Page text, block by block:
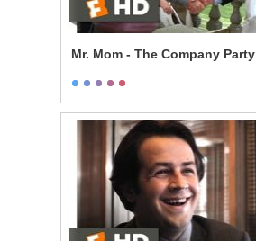
Mr. Mom - The Company Party